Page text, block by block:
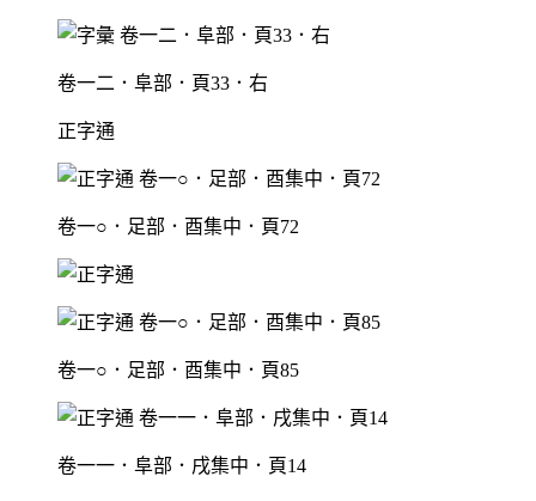
卷一二．阜部．頁33．右
正字通
卷一○．足部．酉集中．頁72
卷一○．足部．酉集中．頁85
卷一一．阜部．戌集中．頁14